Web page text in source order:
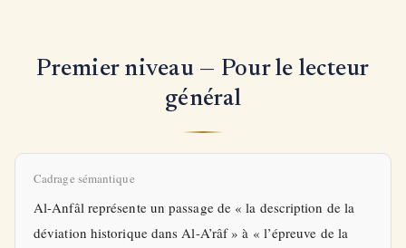
Premier niveau — Pour le lecteur
général
Cadrage sémantique
Al-Anfâl représente un passage de « la description de la
déviation historique dans Al-A’râf » à « l’épreuve de la